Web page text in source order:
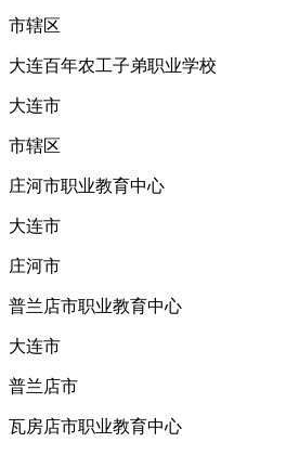
市辖区
大连百年农工子弟职业学校
大连市
市辖区
庄河市职业教育中心
大连市
庄河市
普兰店市职业教育中心
大连市
普兰店市
瓦房店市职业教育中心